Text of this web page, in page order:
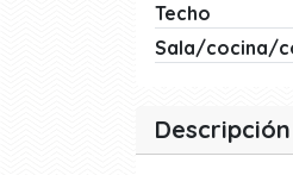
Techo
Sala/cocina/